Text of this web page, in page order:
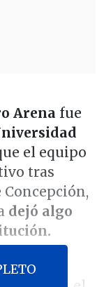
Arena fue
el equipo
tras
dejó algo
en